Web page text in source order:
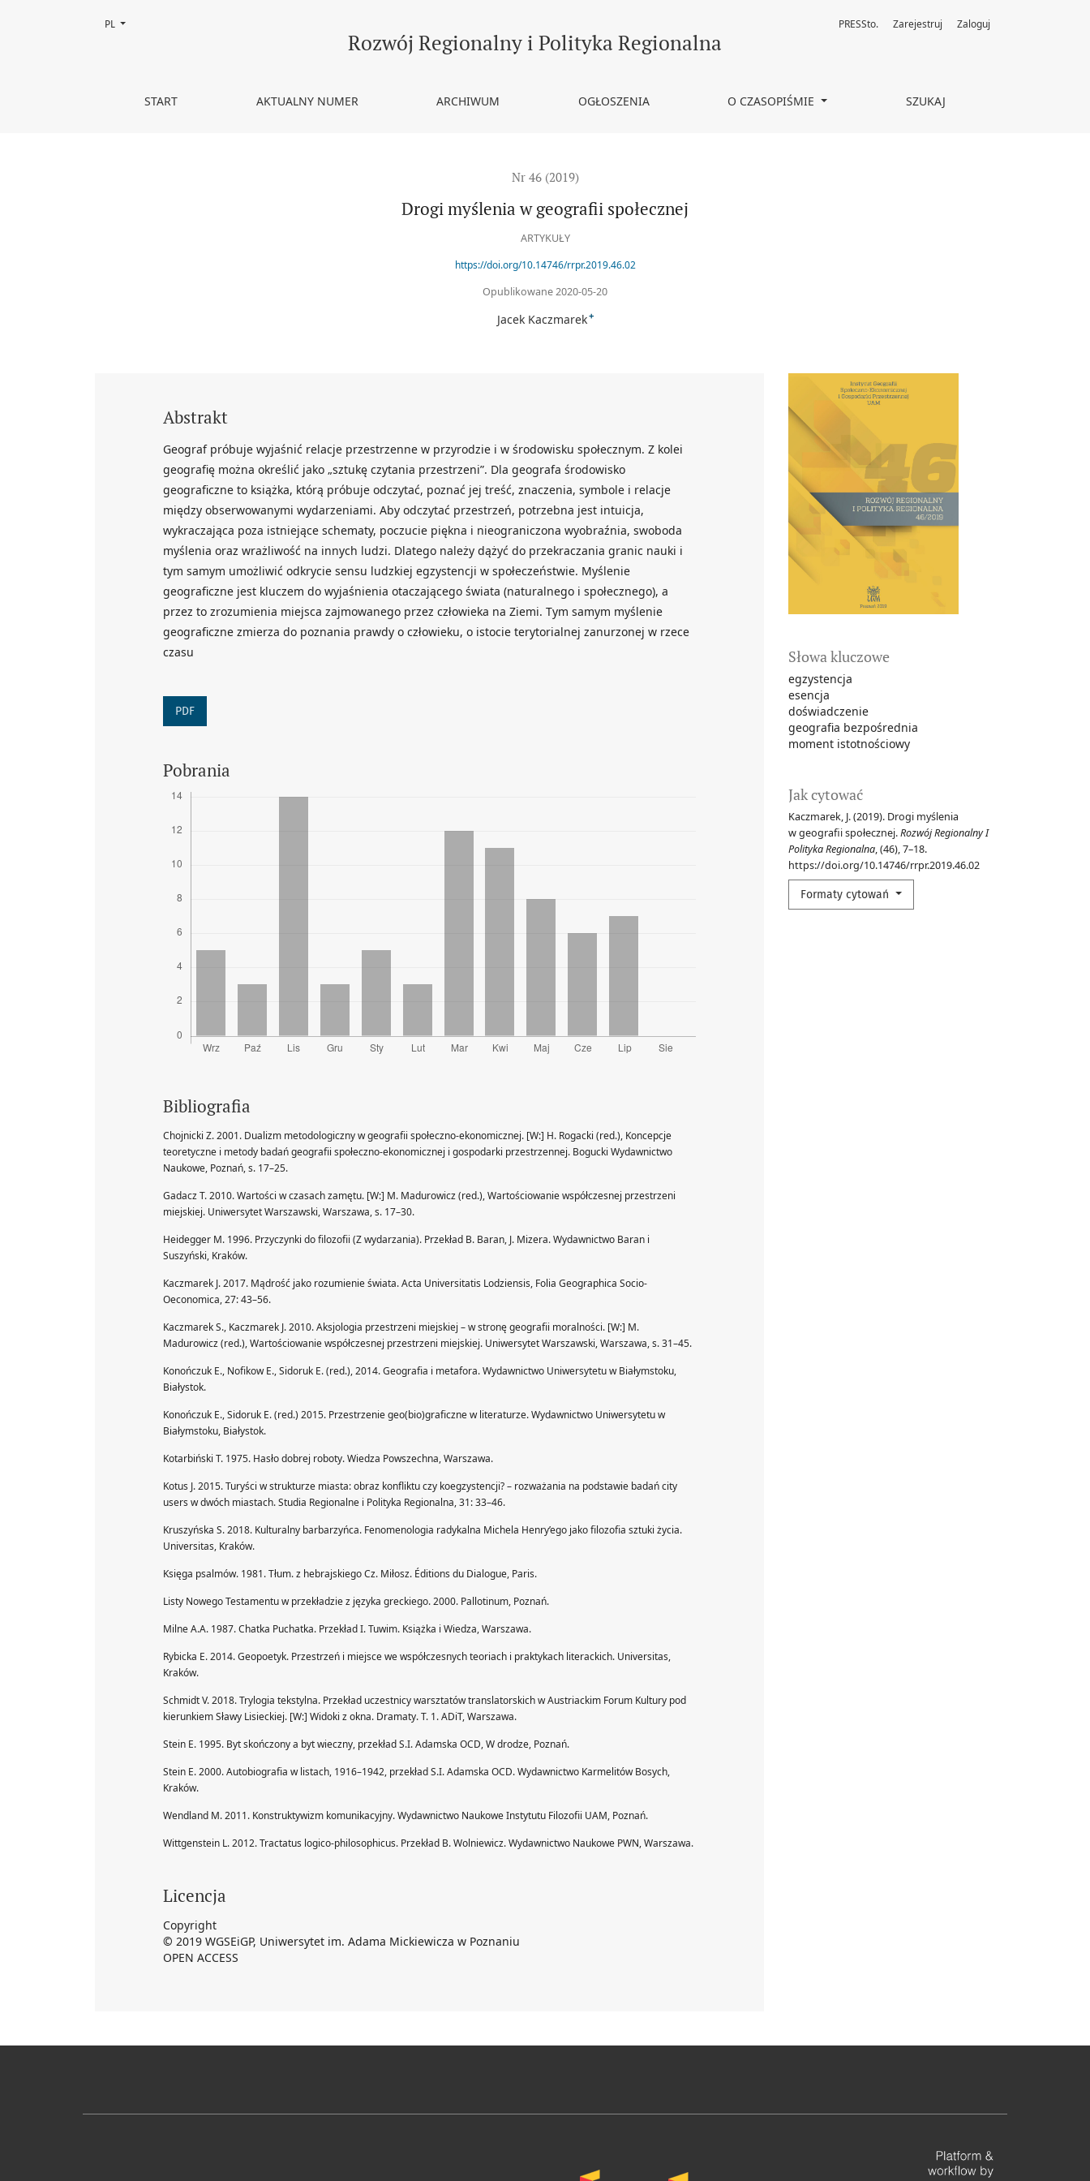
Drogi myślenia w geografii społecznej Rozwój Regionalny i Polityka Regionalna
START AKTUALNY NUMER ARCHIWUM OGŁOSZENIA O CZASOPIŚMIE SZUKAJ
PRESSto. Zarejestruj Zaloguj
Zmień język, obecnie wybrany to:
PL
Nr 46 (2019)
Drogi myślenia w geografii społecznej
ARTYKUŁY
https://doi.org/10.14746/rrpr.2019.46.02
Opublikowane 2020-05-20
Jacek Kaczmarek +
Słowa kluczowe
egzystencja
esencja
doświadczenie
geografia bezpośrednia
moment istotnościowy
Jak cytować
Kaczmarek, J. (2019). Drogi myślenia
w geografii społecznej.Rozwój Regionalny I
Polityka Regionalna, (46), 7–18.
https://doi.org/10.14746/rrpr.2019.46.02
Formaty cytowań
Abstrakt
Geograf próbuje wyjaśnić relacje przestrzenne w przyrodzie i w środowisku społecznym. Z kolei
geografię można określić jako „sztukę czytania przestrzeni”. Dla geografa środowisko
geograficzne to książka, którą próbuje odczytać, poznać jej treść, znaczenia, symbole i relacje
między obserwowanymi wydarzeniami. Aby odczytać przestrzeń, potrzebna jest intuicja,
wykraczająca poza istniejące schematy, poczucie piękna i nieograniczona wyobraźnia, swoboda
myślenia oraz wrażliwość na innych ludzi. Dlatego należy dążyć do przekraczania granic nauki i
tym samym umożliwić odkrycie sensu ludzkiej egzystencji w społeczeństwie. Myślenie
geograficzne jest kluczem do wyjaśnienia otaczającego świata (naturalnego i społecznego), a
przez to zrozumienia miejsca zajmowanego przez człowieka na Ziemi. Tym samym myślenie
geograficzne zmierza do poznania prawdy o człowieku, o istocie terytorialnej zanurzonej w rzece
czasu
PDF
Pobrania
Bibliografia
Chojnicki Z. 2001. Dualizm metodologiczny w geografii społeczno-ekonomicznej. [W:] H. Rogacki (red.), Koncepcje
teoretyczne i metody badań geografii społeczno-ekonomicznej i gospodarki przestrzennej. Bogucki Wydawnictwo
Naukowe, Poznań, s. 17–25.
Gadacz T. 2010. Wartości w czasach zamętu. [W:] M. Madurowicz (red.), Wartościowanie współczesnej przestrzeni
miejskiej. Uniwersytet Warszawski, Warszawa, s. 17–30.
Heidegger M. 1996. Przyczynki do filozofii (Z wydarzania). Przekład B. Baran, J. Mizera. Wydawnictwo Baran i
Suszyński, Kraków.
Kaczmarek J. 2017. Mądrość jako rozumienie świata. Acta Universitatis Lodziensis, Folia Geographica Socio-
Oeconomica, 27: 43–56.
Kaczmarek S., Kaczmarek J. 2010. Aksjologia przestrzeni miejskiej – w stronę geografii moralności. [W:] M.
Madurowicz (red.), Wartościowanie współczesnej przestrzeni miejskiej. Uniwersytet Warszawski, Warszawa, s. 31–45.
Konończuk E., Nofikow E., Sidoruk E. (red.), 2014. Geografia i metafora. Wydawnictwo Uniwersytetu w Białymstoku,
Białystok.
Konończuk E., Sidoruk E. (red.) 2015. Przestrzenie geo(bio)graficzne w literaturze. Wydawnictwo Uniwersytetu w
Białymstoku, Białystok.
Kotarbiński T. 1975. Hasło dobrej roboty. Wiedza Powszechna, Warszawa.
Kotus J. 2015. Turyści w strukturze miasta: obraz konfliktu czy koegzystencji? – rozważania na podstawie badań city
users w dwóch miastach. Studia Regionalne i Polityka Regionalna, 31: 33–46.
Kruszyńska S. 2018. Kulturalny barbarzyńca. Fenomenologia radykalna Michela Henry’ego jako filozofia sztuki życia.
Universitas, Kraków.
Księga psalmów. 1981. Tłum. z hebrajskiego Cz. Miłosz. Éditions du Dialogue, Paris.
Listy Nowego Testamentu w przekładzie z języka greckiego. 2000. Pallotinum, Poznań.
Milne A.A. 1987. Chatka Puchatka. Przekład I. Tuwim. Książka i Wiedza, Warszawa.
Rybicka E. 2014. Geopoetyk. Przestrzeń i miejsce we współczesnych teoriach i praktykach literackich. Universitas,
Kraków.
Schmidt V. 2018. Trylogia tekstylna. Przekład uczestnicy warsztatów translatorskich w Austriackim Forum Kultury pod
kierunkiem Sławy Lisieckiej. [W:] Widoki z okna. Dramaty. T. 1. ADiT, Warszawa.
Stein E. 1995. Byt skończony a byt wieczny, przekład S.I. Adamska OCD, W drodze, Poznań.
Stein E. 2000. Autobiografia w listach, 1916–1942, przekład S.I. Adamska OCD. Wydawnictwo Karmelitów Bosych,
Kraków.
Wendland M. 2011. Konstruktywizm komunikacyjny. Wydawnictwo Naukowe Instytutu Filozofii UAM, Poznań.
Wittgenstein L. 2012. Tractatus logico-philosophicus. Przekład B. Wolniewicz. Wydawnictwo Naukowe PWN, Warszawa.
Licencja
Copyright
© 2019 WGSEiGP, Uniwersytet im. Adama Mickiewicza w Poznaniu
OPEN ACCESS